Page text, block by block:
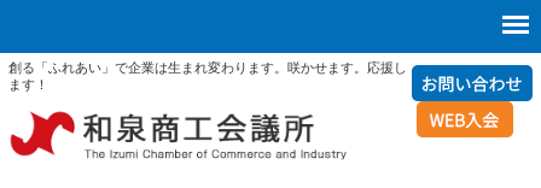
創る「ふれあい」で企業は生まれ変わります。咲かせます。応援し
ます！